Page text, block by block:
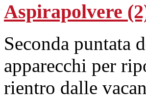
Aspirapolvere
Seconda puntata
apparecchi per
rientro dalle